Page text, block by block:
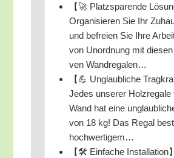
【🚀 Platz­spa­ren­de
Orga­ni­sie­ren Sie Ihr
und befrei­en Sie Ihre
von Unord­nung mit
ven Wandregalen…
【💪 Unglaub­li­che
Jedes unse­rer Holz­re­ga­le
Wand hat eine
von 18 kg! Das Regal
hochwertigem…
【🛠️ Ein­fa­che Instal­la­ti­on